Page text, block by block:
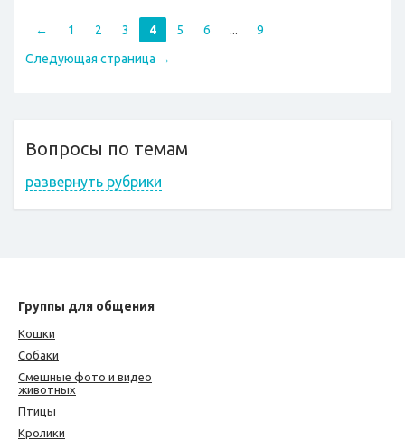
← 1 2 3 4 5 6 ...
9
Следующая страница →
Вопросы по темам
развернуть рубрики
Группы для общения
Кошки
Собаки
Смешные фото и видео
животных
Птицы
Кролики